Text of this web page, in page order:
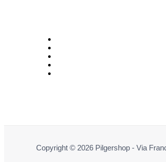
Copyright © 2026 Pilgershop - Via